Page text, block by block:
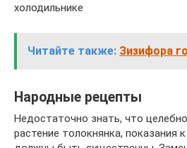
холодильнике
Читайте также: Зизифора
Народные рецепты
Недостаточно знать, что
растение толокнянка, показания